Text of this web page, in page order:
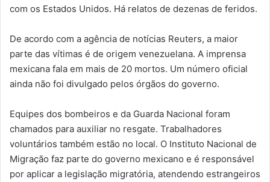
com os Estados Unidos. Há relatos de dezenas de feridos.
De acordo com a agência de notícias Reuters, a maior
parte das vítimas é de origem venezuelana. A imprensa
mexicana fala em mais de 20 mortos. Um número oficial
ainda não foi divulgado pelos órgãos do governo.
Equipes dos bombeiros e da Guarda Nacional foram
chamados para auxiliar no resgate. Trabalhadores
voluntários também estão no local. O Instituto Nacional de
Migração faz parte do governo mexicano e é responsável
por aplicar a legislação migratória, atendendo estrangeiros